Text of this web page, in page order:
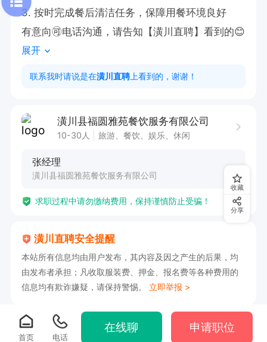
3. 按时完成餐后清洁任务，保障用餐环境良好
有意向🉑电话沟通，请告知【潢川直聘】看到的😊
展开
联系我时请说是在潢川直聘 上看到的，谢谢！
潢川县福圆雅苑餐饮服务有限公司
10-30人 旅游、餐饮、娱乐、休闲
张经理
潢川县福圆雅苑餐饮服务有限公司
求职过程中请勿缴纳费用，保持谨慎防止受骗！
潢川直聘安全提醒
本站所有信息均由用户发布，其内容及因之产生的后果，均
由发布者承担；凡收取服装费、押金、报名费等各种费用的
信息均有欺诈嫌疑，请保持警惕。 立即举报 >
收藏
分享
首页 电话
在线聊 申请职位